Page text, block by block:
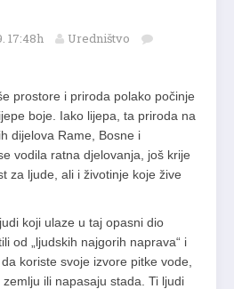
17:48h Uredništvo
prostore i priroda polako počinje
boje. Iako lijepa, ta priroda na
dijelova Rame, Bosne i
vodila ratna djelovanja, još krije
za ljude, ali i životinje koje žive
koji ulaze u taj opasni dio
od „ljudskih najgorih naprava“ i
koriste svoje izvore pitke vode,
ili napasaju stada. Ti ljudi